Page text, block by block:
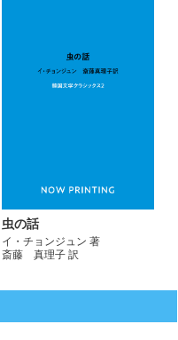
虫の話
イ・チョンジュン 著
斎藤 真理子 訳